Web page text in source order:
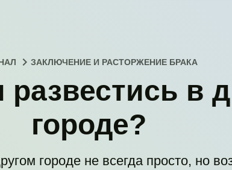
ЗАКЛЮЧЕНИЕ И РАСТОРЖЕНИЕ БРАКА
в
городе?
городе не всегда просто, но